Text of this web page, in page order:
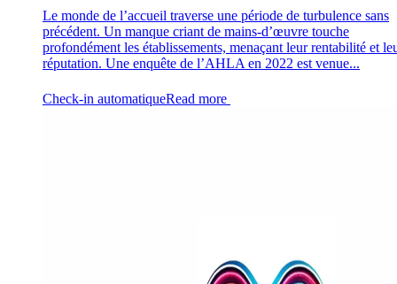
Le monde de l’accueil traverse une période de turbulence sans
précédent. Un manque criant de mains-d’œuvre touche
profondément les établissements, menaçant leur rentabilité et
réputation. Une enquête de l’AHLA en 2022 est venue...
Check-in automatiqueRead more